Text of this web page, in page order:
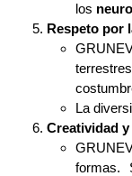
los
Respeto por
La
Creatividad
formas.